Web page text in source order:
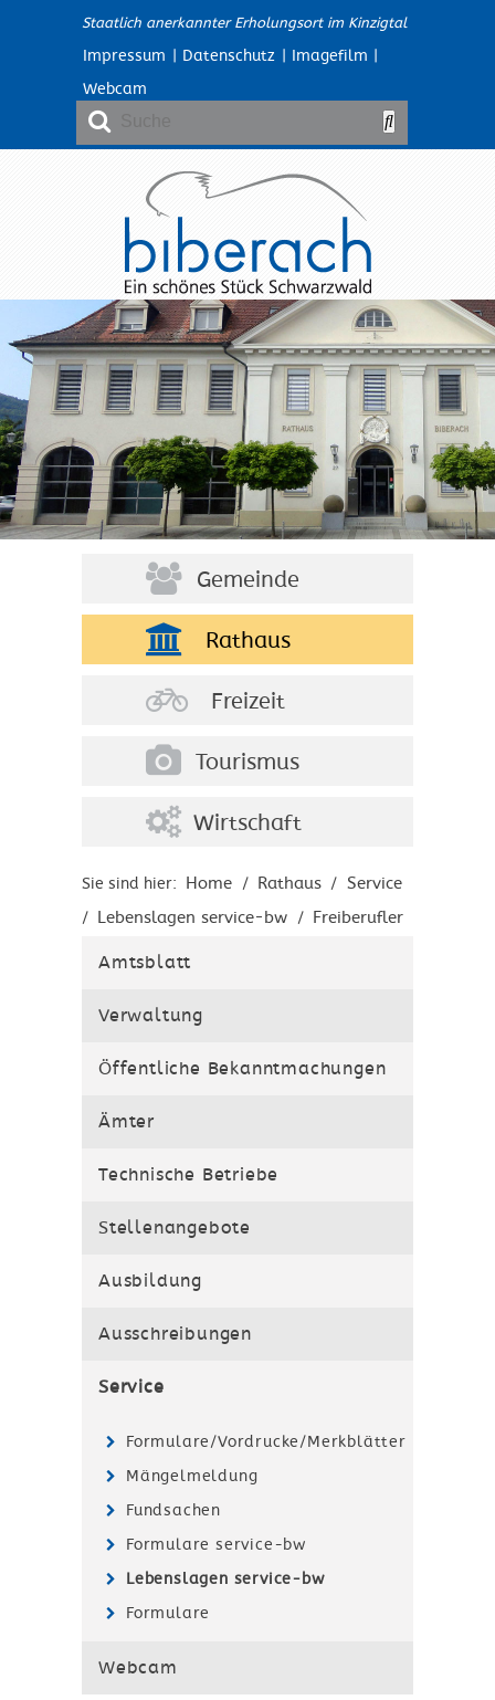
Staatlich anerkannter Erholungsort im Kinzigtal
Impressum | Datenschutz | Imagefilm |
Webcam
Gemeinde
Rathaus
Freizeit
Tourismus
Wirtschaft
Sie sind hier: Home / Rathaus / Service
/ Lebenslagen service-bw / Freiberufler
Freie Berufe ohne
Amtsblatt
Verwaltung
Öffentliche Bekanntmachungen
Ämter
Technische Betriebe
Stellenangebote
Ausbildung
Ausschreibungen
Service
Formulare/Vordrucke/Merkblätter
Mängelmeldung
Fundsachen
Formulare service-bw
Lebenslagen service-bw
Formulare
Webcam